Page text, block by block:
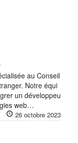
au Conseil
Notre équi
un développeu
web…
26 octobre 2023